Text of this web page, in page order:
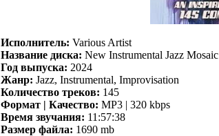
Исполнитель: Various Artist
Название диска: New Instrumental Jazz Mosaic
Год выпуска: 2024
Жанр: Jazz, Instrumental, Improvisation
Количество треков: 145
Формат | Качество: MP3 | 320 kbps
Время звучания: 11:57:38
Размер файла: 1690 mb